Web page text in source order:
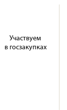
Участвуем
в госзакупках